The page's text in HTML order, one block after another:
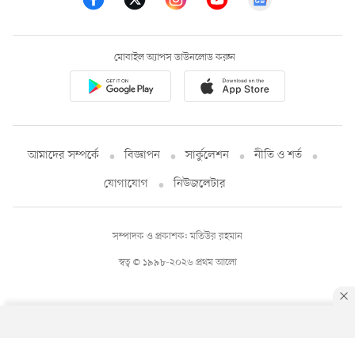
মোবাইল অ্যাপস ডাউনলোড করুন
আমাদের সম্পর্কে বিজ্ঞাপন সার্কুলেশন
নীতি ও শর্ত
যোগাযোগ
নিউজলেটার
স্বত্ব © ১৯৯৮-২০২৬ প্রথম আলো
সম্পাদক ও প্রকাশক: মতিউর রহমান